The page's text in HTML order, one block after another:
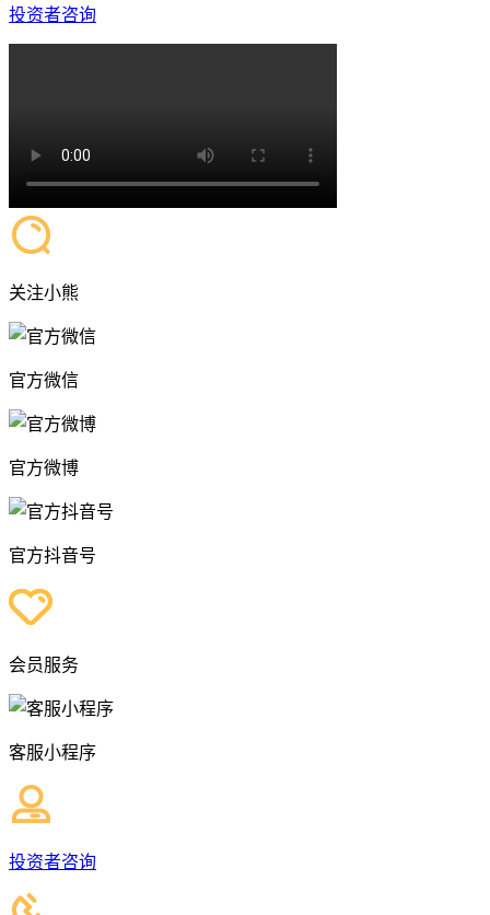
投资者咨询
关注小熊
官方微信
官方微博
官方抖音号
会员服务
客服小程序
投资者咨询